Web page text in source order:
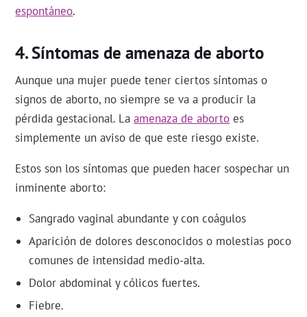
espontáneo.
Síntomas de amenaza de aborto
Aunque una mujer puede tener ciertos síntomas o
signos de aborto, no siempre se va a producir la
pérdida gestacional. Laamenaza de aborto es
simplemente un aviso de que este riesgo existe.
Estos son los síntomas que pueden hacer sospechar un
inminente aborto:
Sangrado vaginal abundante y con coágulos
Aparición de dolores desconocidos o molestias poco
comunes de intensidad medio-alta.
Dolor abdominal y cólicos fuertes.
Fiebre.